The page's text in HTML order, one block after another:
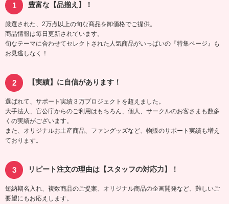
豊富な【品揃え】！
厳選された、2万点以上の旬な商品を卸価格でご提供。
商品情報は毎日更新されています。
旬なテーマに合わせてセレクトされた人気商品がいっぱいの『特集ページ』も
お見逃しなく！
【実績】に自信があります！
選ばれて、サポート実績３万プロジェクトを超えました。
大手法人、官公庁からのご利用はもちろん、個人、サークルのお客さまも数多
くの実績がございます。
また、オリジナルお土産商品、ファングッズなど、物販のサポート実績も増え
ております。
リピート注文の理由は【スタッフの対応力】！
短納期名入れ、複数商品のご提案、オリジナル商品の企画開発など、難しいご
要望にもお応えします。